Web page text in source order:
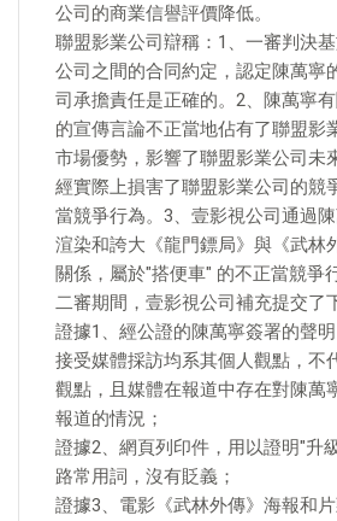
公司的商業信譽評價降低。
聯盟影業公司辯稱：1、一審判決
公司之間的合同約定，認定陳萬寧
司承擔責任是正確的。2、陳萬寧
的宣傳言論不正當地佔有了聯盟影
市場優勢，影響了聯盟影業公司未
經實際上損害了聯盟影業公司的競
當競爭行為。3、壹影視公司通過
渲染和誇大《龍門鏢局》與《武林
關係，屬於"搭便車" 的不正當競爭
二審期間，壹影視公司補充提交了
證據1、經公證的陳萬寧簽署的聲
接受媒體採訪均系其個人觀點，不
觀點，且媒體在報道中存在對陳萬
報道的情況；
證據2、網頁列印件，用以證明"升
路常用詞，沒有貶義；
證據3、電影《武林外傳》海報和片